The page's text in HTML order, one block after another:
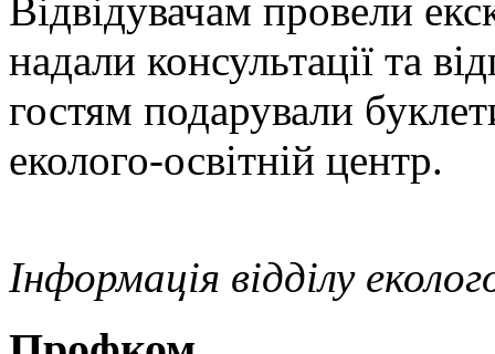
Відвідувачам провели
надали консультації та
гостям подарували
еколого-освітній центр.
Інформація відділу